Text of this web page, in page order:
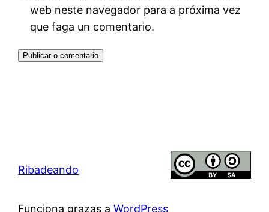
web neste navegador para a próxima vez
que faga un comentario.
Ribadeando
Funciona grazas aWordPress